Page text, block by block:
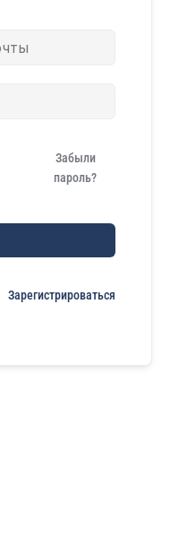
Забыли
пароль?
Зарегистрироваться